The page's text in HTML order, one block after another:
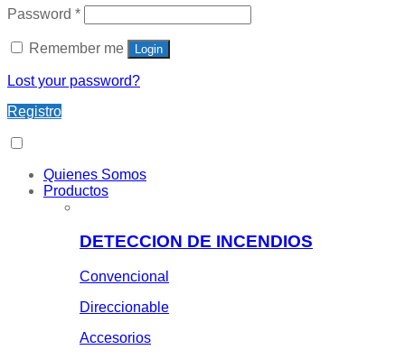
Password *
Remember me Login
Lost your password?
Registro
Quienes Somos
Productos
DETECCION DE INCENDIOS
Convencional
Direccionable
Accesorios